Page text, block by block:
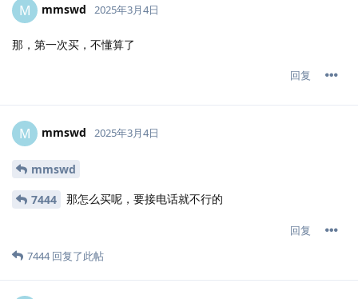
M mmswd 2025年3月4日
那，第一次买，不懂算了
回复
M mmswd 2025年3月4日
mmswd
7444 那怎么买呢，要接电话就不行的
回复
7444回复了此帖